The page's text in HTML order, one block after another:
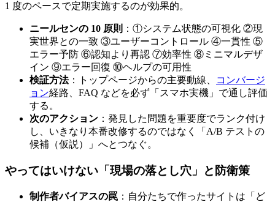
1 度のペースで定期実施するのが効果的。
ニールセンの 10 原則 ：①システム状態の可視化 ②現
実世界との一致 ③ユーザーコントロール ④一貫性 ⑤
エラー予防 ⑥認知より再認 ⑦効率性 ⑧ミニマルデザ
イン ⑨エラー回復 ⑩ヘルプの可用性
検証方法：トップページからの主要動線、
コンバージ
ョン経路、FAQ などを必ず「スマホ実機」で通し評価
する。
次のアクション ：発見した問題を重要度でランク付け
し、いきなり本番改修するのではなく「A/B テストの
候補（仮説）」へとつなぐ。
やってはいけない「現場の落とし穴」と防衛策
制作者バイアスの罠 ：自分たちで作ったサイトは「ど